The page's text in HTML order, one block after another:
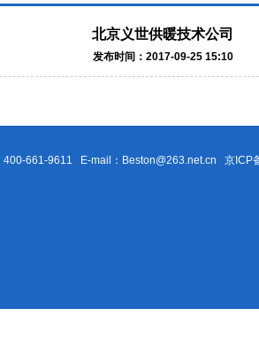
北京义世供暖技术公司
发布时间：2017-09-25 15:10
400-661-9611 E-mail：Beston@263.net.cn 京ICP